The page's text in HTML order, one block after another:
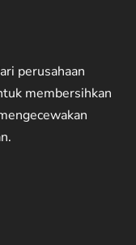
perusahaan
membersihkan